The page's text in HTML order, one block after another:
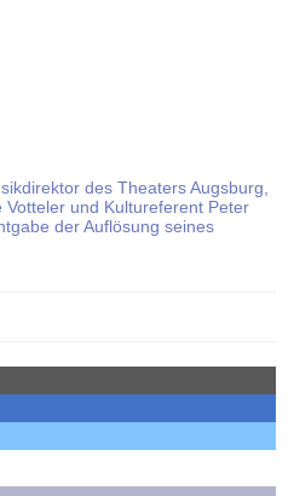
des Theaters Augsburg,
und Kultureferent Peter
der Auflösung seines